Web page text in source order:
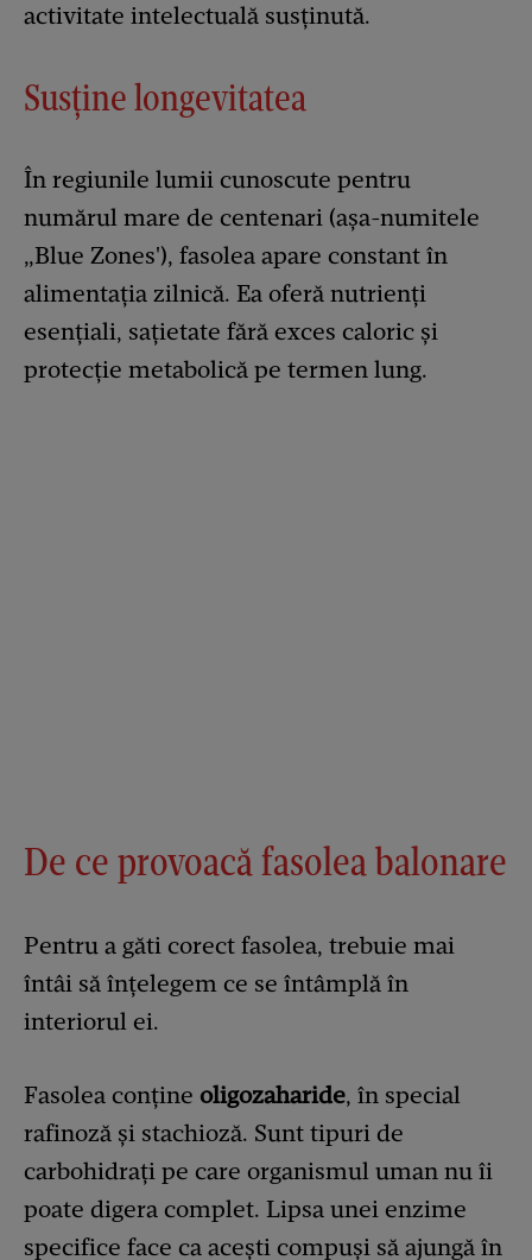
activitate intelectuală susținută.
Susține longevitatea
În regiunile lumii cunoscute pentru
numărul mare de centenari (așa-numitele
„Blue Zones'), fasolea apare constant în
alimentația zilnică. Ea oferă nutrienți
esențiali, sațietate fără exces caloric și
protecție metabolică pe termen lung.
De ce provoacă fasolea balonare
Pentru a găti corect fasolea, trebuie mai
întâi să înțelegem ce se întâmplă în
interiorul ei.
Fasolea conține oligozaharide, în special
rafinoză și stachioză. Sunt tipuri de
carbohidrați pe care organismul uman nu îi
poate digera complet. Lipsa unei enzime
specifice face ca acești compuși să ajungă în